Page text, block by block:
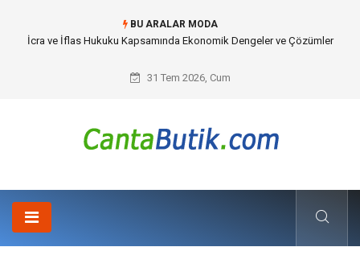
BU ARALAR MODA
Cybersecurity Solutions (Siber Güvenlik Çözümleri) ve Dijital Altyapıda
31 Tem 2026, Cum